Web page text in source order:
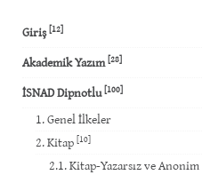
Giriş[12]
Akademik Yazım[28]
İSNAD Dipnotlu[100]
1. Genel İlkeler
2. Kitap [10]
2.1. Kitap-Yazarsız ve Anonim